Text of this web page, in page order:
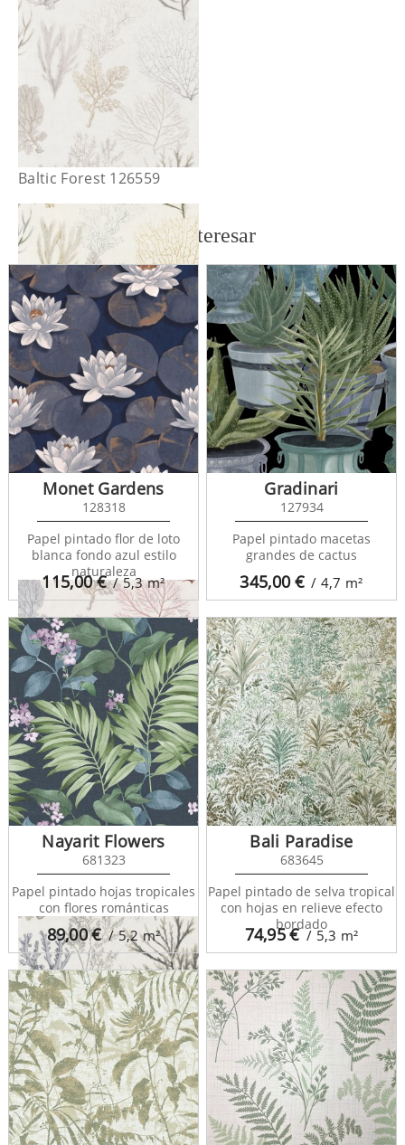
Baltic Forest 126559
Baltic Forest 126560
Baltic Forest 126562
Baltic Forest 126563
También te puede interesar
115,00€ / 5,3m²
Monet Gardens
128318
Papel pintado flor de loto
blanca fondo azul estilo
naturaleza
345,00€ / 4,7 m²
Gradinari
127934
Papel pintado macetas
grandes de cactus
89,00€ / 5,2m²
Nayarit Flowers
681323
Papel pintado hojas tropicales
con flores románticas
74,95€ / 5,3 m²
Bali Paradise
683645
Papel pintado de selva tropical
con hojas en relieve efecto
bordado